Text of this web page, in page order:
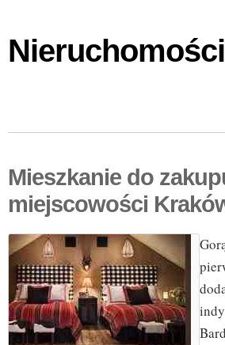
Mieszkanie do
miejscowości